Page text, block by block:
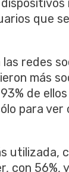
que
redes
más
de
para
utilizada,
con 56%,